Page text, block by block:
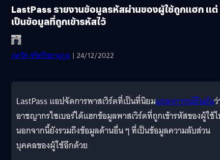
LastPass รายงานข้อมูลรหัสผ่านของผู้ใช้ถูกแฮก แต่
เป็นข้อมูลที่ถูกเข้ารหัสไว้
ภควัต ขจิตวิชยานุกูล | 24/12/2022
LastPass แอปจัดการพาสเวิร์ดที่เป็นที่นิยมแถลงการณ์ยืนยัน
อาชญากรไซเบอร์ได้แฮกข้อมูลพาสเวิร์ดที่ถูกเข้ารหัสของผู้ใช้
นอกจากนี้ยังรวมถึงข้อมูลด้านอื่น ๆ ที่เป็นข้อมูลความลับส่วน
บุคคลของผู้ใช้อีกด้วย